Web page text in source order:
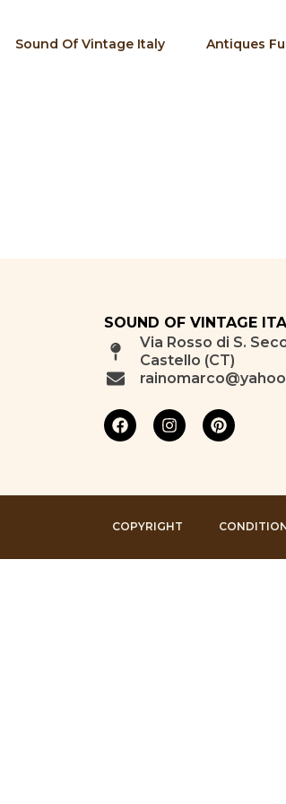
Sound Of Vintage Italy Antiques
SOUND OF VINTAGE
Via Rosso di S.
Castello (CT)
COPYRIGHT